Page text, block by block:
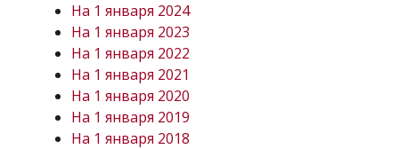
На 1 января 2024
На 1 января 2023
На 1 января 2022
На 1 января 2021
На 1 января 2020
На 1 января 2019
На 1 января 2018